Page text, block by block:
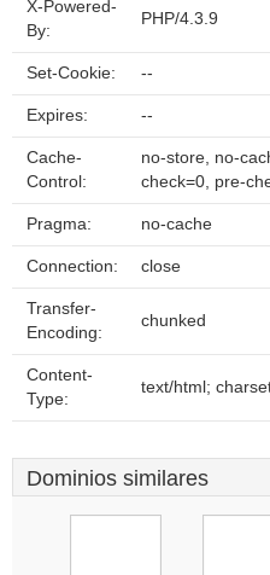
X-Powered-
By:
PHP/4.3.9
Set-Cookie: --
Expires: --
Cache-
Control:
no-store, no-
check=0, pre-
Pragma: no-cache
Connection: close
Transfer-
Encoding:
chunked
Content-
Type:
text/html;
Dominios similares